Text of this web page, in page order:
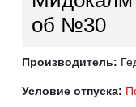
об №30
Производитель:
Условие отпуска: